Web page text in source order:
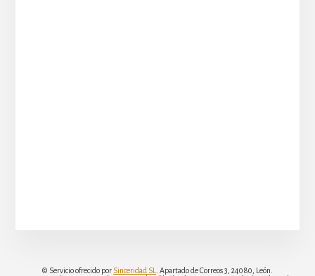
© Servicio ofrecido por Sinceridad SL
. Apartado de Correos 3, 24080, León.